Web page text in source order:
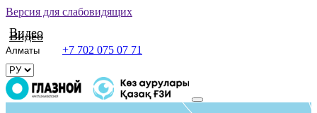
Версия для слабовидящих
Видео
Видео
+7 702 075 07 71